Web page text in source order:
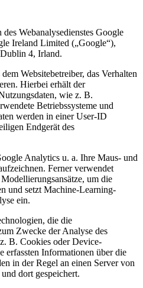
Webanalysedienstes Google
Ireland Limited („Google“),
4, Irland.
Websitebetreiber, das Verhalten
Hierbei erhält der
wie z. B.
Betriebssysteme und
werden in einer User-ID
Endgerät des
Analytics u. a. Ihre Maus- und
Ferner verwendet
um die
und setzt Machine-Learning-
ein.
die die
Zwecke der Analyse des
B. Cookies oder Device-
Informationen über die
in der Regel an einen Server von
dort gespeichert.